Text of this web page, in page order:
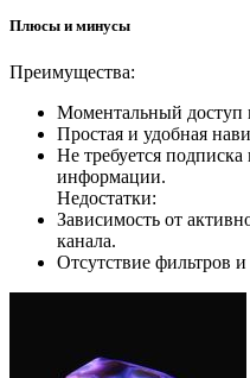
Плюсы и минусы
Преимущества:
Моментальный доступ
Простая и удобная
Не требуется
информации.
Недостатки:
Зависимость от
канала.
Отсутствие фильтров